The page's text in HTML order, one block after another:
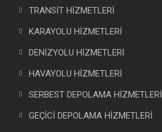
TRANSİT HİZMETLERİ
KARAYOLU HİZMETLERİ
DENİZYOLU HİZMETLERİ
HAVAYOLU HİZMETLERİ
SERBEST DEPOLAMA HİZMETLERİ
GEÇİCİ DEPOLAMA HİZMETLERİ